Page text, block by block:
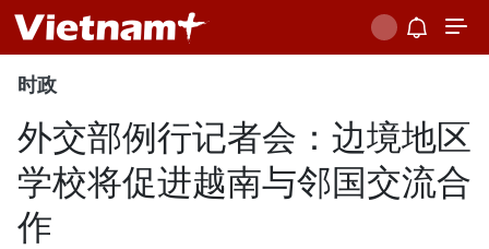
时政
外交部例行记者会：边境地区
学校将促进越南与邻国交流合
作